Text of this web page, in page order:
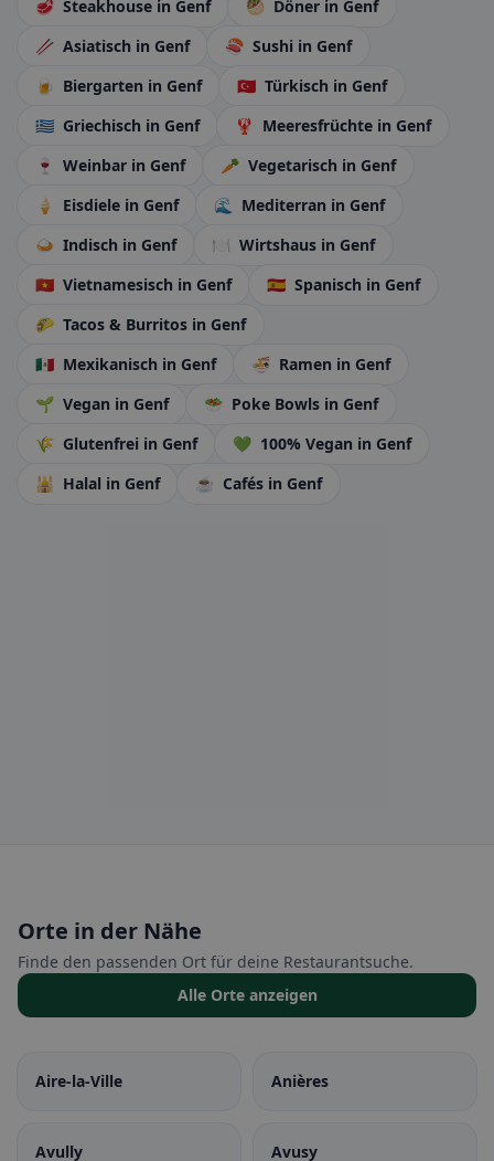
🥩 Steakhouse in Genf 🥙 Döner in Genf
🥢 Asiatisch in Genf 🍣 Sushi in Genf
🍺 Biergarten in Genf 🇹🇷 Türkisch in Genf
🇬🇷 Griechisch in Genf 🦞 Meeresfrüchte in Genf
🍷
Weinbar in Genf 🥕 Vegetarisch in Genf
🍦
Eisdiele in Genf 🌊 Mediterran in Genf
🍛 Indisch in Genf 🍽️ Wirtshaus in Genf
🇻🇳 Vietnamesisch in Genf 🇪🇸 Spanisch in Genf
🌮 Tacos & Burritos in Genf
🇲🇽 Mexikanisch in Genf 🍜 Ramen in Genf
🌱 Vegan in Genf 🥗 Poke Bowls in Genf
🌾 Glutenfrei in Genf 💚 100% Vegan in Genf
🕌 Halal in Genf ☕ Cafés in Genf
Orte in der Nähe
Finde den passenden Ort für deine Restaurantsuche.
Alle Orte anzeigen
Aire-la-Ville Anières
Avully Avusy